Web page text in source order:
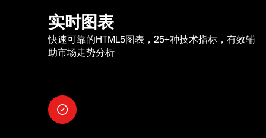
实时图表
快速可靠的HTML5图表，25+种技术指标，有效辅
助市场走势分析